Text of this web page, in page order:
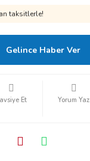
taksitlerle!
Gelince Haber Ver
Et Yorum Yaz